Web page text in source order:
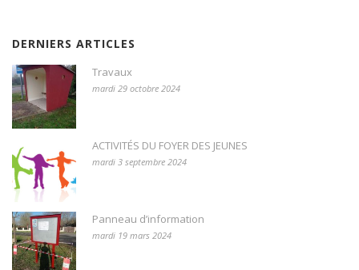
DERNIERS ARTICLES
Travaux
mardi 29 octobre 2024
ACTIVITÉS DU FOYER DES JEUNES
mardi 3 septembre 2024
Panneau d’information
mardi 19 mars 2024